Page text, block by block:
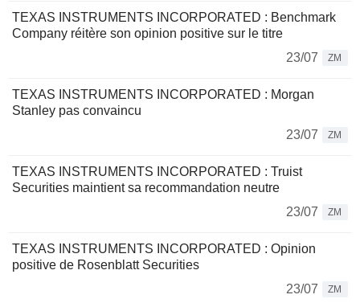
TEXAS INSTRUMENTS INCORPORATED : Benchmark
Company réitère son opinion positive sur le titre
23/07
ZM
TEXAS INSTRUMENTS INCORPORATED : Morgan
Stanley pas convaincu
23/07
ZM
TEXAS INSTRUMENTS INCORPORATED : Truist
Securities maintient sa recommandation neutre
23/07
ZM
TEXAS INSTRUMENTS INCORPORATED : Opinion
positive de Rosenblatt Securities
23/07
ZM